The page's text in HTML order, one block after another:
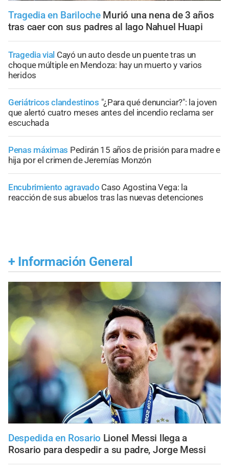
Tragedia en Bariloche Murió una nena de 3 años
tras caer con sus padres al lago Nahuel Huapi
Tragedia vial Cayó un auto desde un puente tras un
choque múltiple en Mendoza: hay un muerto y varios
heridos
Geriátricos clandestinos "¿Para qué denunciar?": la joven
que alertó cuatro meses antes del incendio reclama ser
escuchada
Penas máximas Pedirán 15 años de prisión para madre e
hija por el crimen de Jeremías Monzón
Encubrimiento agravado Caso Agostina Vega: la
reacción de sus abuelos tras las nuevas detenciones
+ Información General
Despedida en Rosario Lionel Messi llega a
Rosario para despedir a su padre, Jorge Messi